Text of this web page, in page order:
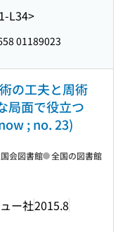
L34>
01189023
の工夫と周術
局面で役立つ
; no. 23)
ー社2015.8
会図書館 全国の図書館